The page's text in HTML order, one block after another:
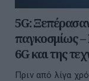
5G:
παγκοσμίως
6G και της
Πριν από λίγα